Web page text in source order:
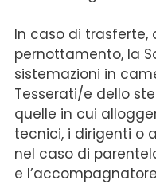
In caso di trasferte,
pernottamento, la
sistemazioni in
Tesserati/e dello
quelle in cui
tecnici, i dirigenti o
nel caso di
e